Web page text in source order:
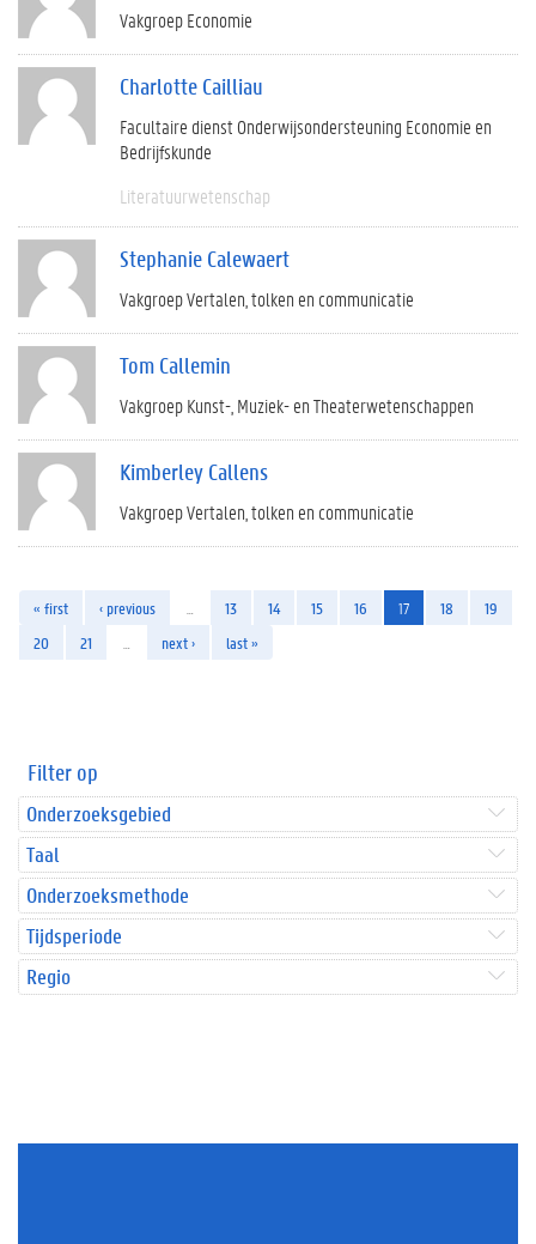
Vakgroep Economie
Charlotte Cailliau
Facultaire dienst Onderwijsondersteuning Economie en
Bedrijfskunde
Literatuurwetenschap
Stephanie Calewaert
Vakgroep Vertalen, tolken en communicatie
Tom Callemin
Vakgroep Kunst-, Muziek- en Theaterwetenschappen
Kimberley Callens
Vakgroep Vertalen, tolken en communicatie
« first ‹ previous 13 14 15 16 17 18
19
20
21 next › last »
Filter op
Onderzoeksgebied
Taal
Onderzoeksmethode
Tijdsperiode
Regio